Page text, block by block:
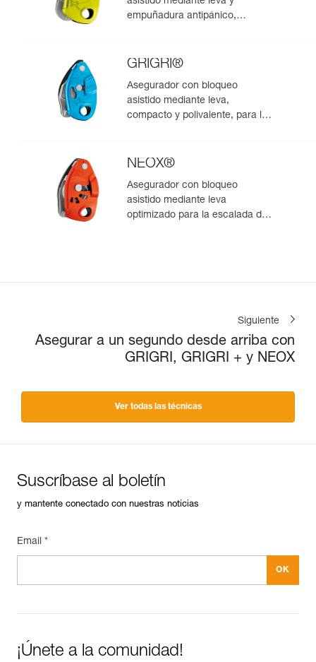
empuñadura antipánico,
GRIGRI®
Asegurador con bloqueo
asistido mediante leva,
compacto y polivalente, para la
NEOX®
Asegurador con bloqueo
asistido mediante leva
optimizado para la escalada de
Siguiente
Asegurar a un segundo desde arriba con
GRIGRI, GRIGRI + y NEOX
Ver todas las técnicas
Suscríbase al boletín
y mantente conectado con nuestras noticias
Email *
¡Únete a la comunidad!